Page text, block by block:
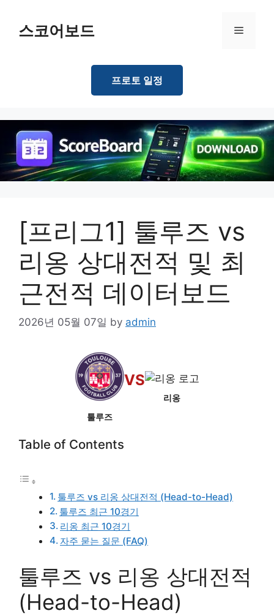
content스코어보드 Menu
프로토 일정
[프리그1] 툴루즈 vs
리옹 상대전적 및 최
근전적 데이터보드
2026년 05월 07일 by admin
툴루즈
VS
리옹
Table of Contents
툴루즈 vs 리옹 상대전적 (Head-to-Head)
툴루즈 최근 10경기
리옹 최근 10경기
자주 묻는 질문 (FAQ)
툴루즈 vs 리옹 상대전적
(Head-to-Head)